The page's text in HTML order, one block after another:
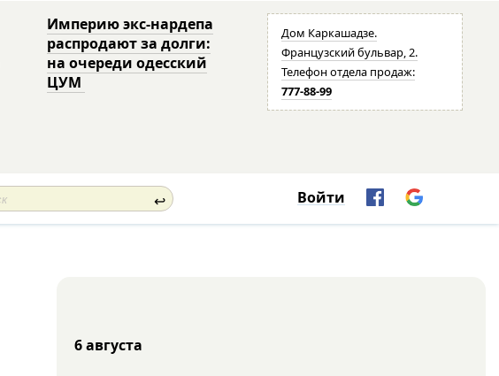
Империю экс-нардепа
распродают за долги:
на очереди одесский
ЦУМ
Дом Каркашадзе.
Французский бульвар, 2.
Телефон отдела продаж:
777-88-99
↩ Войти
6 августа